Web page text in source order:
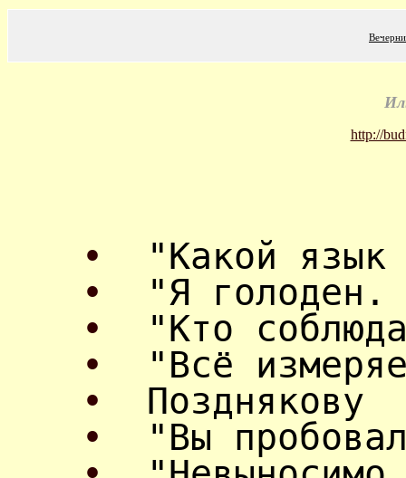
http://
•
"Какой
•
"Я
•
"Кто
•
"Всё
• Позднякову
•
"Вы